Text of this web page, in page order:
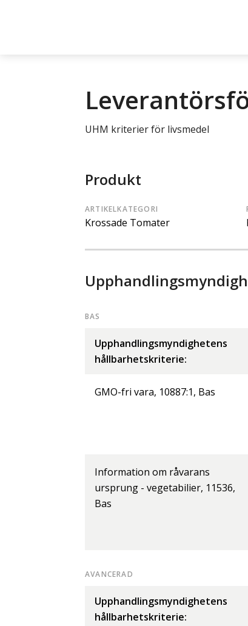
UHM kriterier för livsmedel
Produkt
ARTIKELKATEGORI
Krossade Tomater
BAS
Upphandlingsmyndighetens
hållbarhetskriterie:
GMO-fri vara, 10887:1, Bas
Information om råvarans
ursprung - vegetabilier, 11536,
Bas
AVANCERAD
Upphandlingsmyndighetens
hållbarhetskriterie: